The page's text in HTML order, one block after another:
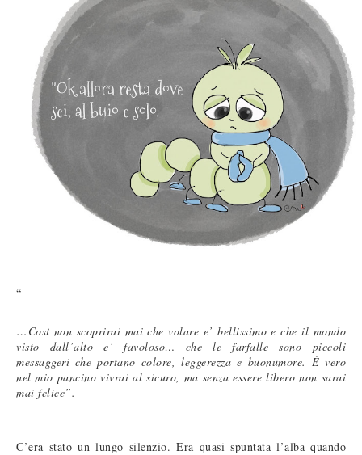
“
… Così non scoprirai mai che volare e’ bellissimo e che il mondo
visto dall’alto e’ favoloso… che le farfalle sono piccoli
messaggeri che portano colore, leggerezza e buonumore. É vero
nel mio pancino vivrai al sicuro, ma senza essere libero non sarai
mai felice”.
C’era stato un lungo silenzio. Era quasi spuntata l’alba quando